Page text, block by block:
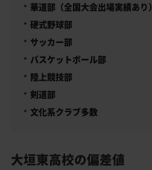
華道部（全国大会出場実績あり）
硬式野球部
サッカー部
バスケットボール部
陸上競技部
剣道部
文化系クラブ多数
大垣東高校の偏差値